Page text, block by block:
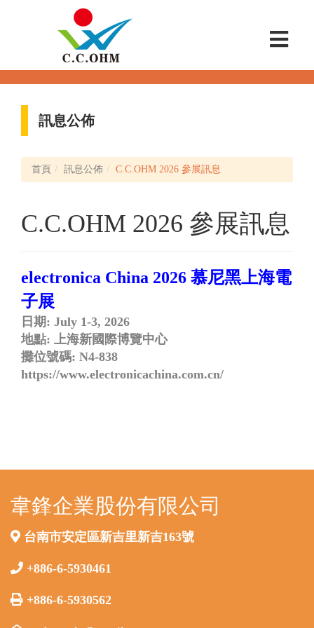
訊息公佈
首頁 訊息公佈 C.C.OHM 2026 參展訊息
C.C.OHM 2026 參展訊息
electronica China 2026 慕尼黑上海電
子展
日期: July 1-3, 2026
地點: 上海新國際博覽中心
攤位號碼: N4-838
https://www.electronicachina.com.cn/
韋鋒企業股份有限公司
台南市安定區新吉里新吉163號
+886-6-5930461
+886-6-5930562